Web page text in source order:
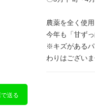
送る
農薬を全く使
今年も「甘ず
※キズがあるパ
わりはございま